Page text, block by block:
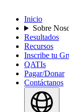
Inicio
Sobre
Resultados
Recursos
Inscribe tu
QATIs
Pagar/Donar
Contáctanos